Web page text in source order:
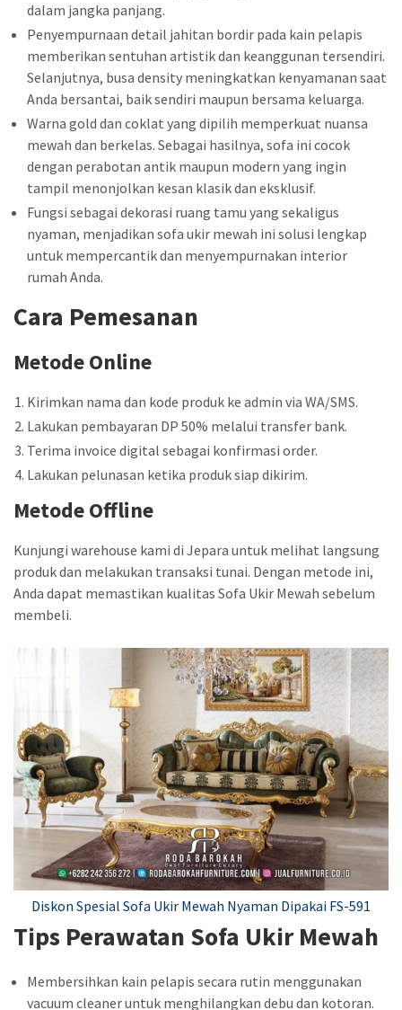
dalam jangka panjang.
Penyempurnaan detail jahitan bordir pada kain pelapis
memberikan sentuhan artistik dan keanggunan tersendiri.
Selanjutnya, busa density meningkatkan kenyamanan saat
Anda bersantai, baik sendiri maupun bersama keluarga.
Warna gold dan coklat yang dipilih memperkuat nuansa
mewah dan berkelas. Sebagai hasilnya, sofa ini cocok
dengan perabotan antik maupun modern yang ingin
tampil menonjolkan kesan klasik dan eksklusif.
Fungsi sebagai dekorasi ruang tamu yang sekaligus
nyaman, menjadikan sofa ukir mewah ini solusi lengkap
untuk mempercantik dan menyempurnakan interior
rumah Anda.
Cara Pemesanan
Metode Online
Kirimkan nama dan kode produk ke admin via WA/SMS.
Lakukan pembayaran DP 50% melalui transfer bank.
Terima invoice digital sebagai konfirmasi order.
Lakukan pelunasan ketika produk siap dikirim.
Metode Offline
Kunjungi warehouse kami di Jepara untuk melihat langsung
produk dan melakukan transaksi tunai. Dengan metode ini,
Anda dapat memastikan kualitas Sofa Ukir Mewah sebelum
membeli.
Diskon Spesial Sofa Ukir Mewah Nyaman Dipakai FS-591
Tips Perawatan Sofa Ukir Mewah
Membersihkan kain pelapis secara rutin menggunakan
vacuum cleaner untuk menghilangkan debu dan kotoran.